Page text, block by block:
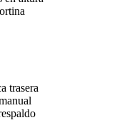
trasera